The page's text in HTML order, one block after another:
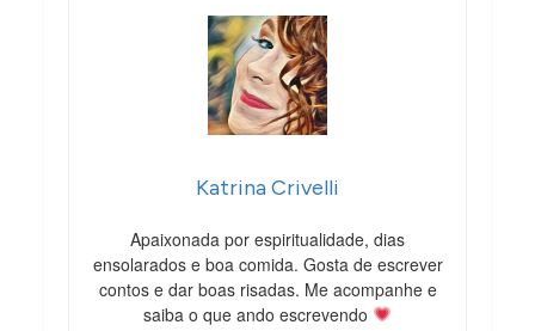
Katrina Crivelli
Apaixonada por espiritualidade, dias
ensolarados e boa comida. Gosta de escrever
contos e dar boas risadas. Me acompanhe e
saiba o que ando escrevendo